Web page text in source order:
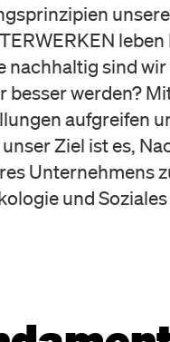
nachhaltig sind
besser werden?
aufgreifen
Ziel ist es,
Unternehmens
und